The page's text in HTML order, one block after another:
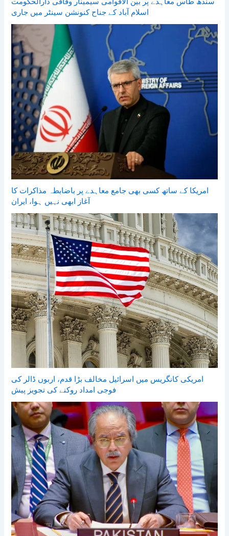
اسلام آباد کے جناح کنونشن سینٹر میں جاری
امریکا کے ساتھ کسی بھی جامع معاہدے پر باضابطہ مذاکرات کا
آغاز ابھی نہیں ہوا، ایران
امریکی کانگریس میں اسرائیل مخالف بڑا قدم، اربوں ڈالر کی
فوجی امداد روکنے کی تجویز پیش